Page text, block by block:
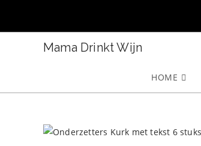
Mama Drinkt Wijn
HOME